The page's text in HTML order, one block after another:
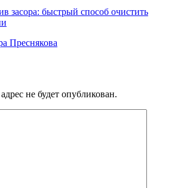
засора: быстрый способ очистить
Преснякова
не будет опубликован.